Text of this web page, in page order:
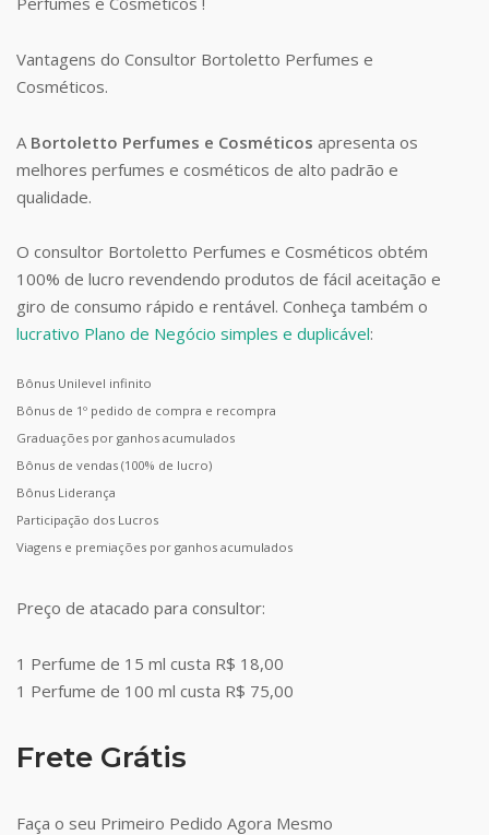
Vantagens do Consultor Bortoletto Perfumes e
Cosméticos.
A Bortoletto Perfumes e Cosméticos apresenta os
melhores perfumes e cosméticos de alto padrão e
qualidade.
O consultor Bortoletto Perfumes e Cosméticos obtém
100% de lucro revendendo produtos de fácil aceitação e
giro de consumo rápido e rentável. Conheça também o
lucrativo Plano de Negócio simples e duplicável:
Bônus Unilevel infinito
Bônus de 1º pedido de compra e recompra
Graduações por ganhos acumulados
Bônus de vendas (100% de lucro)
Bônus Liderança
Participação dos Lucros
Viagens e premiações por ganhos acumulados
Preço de atacado para consultor:
1 Perfume de 15 ml custa R$ 18,00
1 Perfume de 100 ml custa R$ 75,00
Frete Grátis
Faça o seu Primeiro Pedido Agora Mesmo